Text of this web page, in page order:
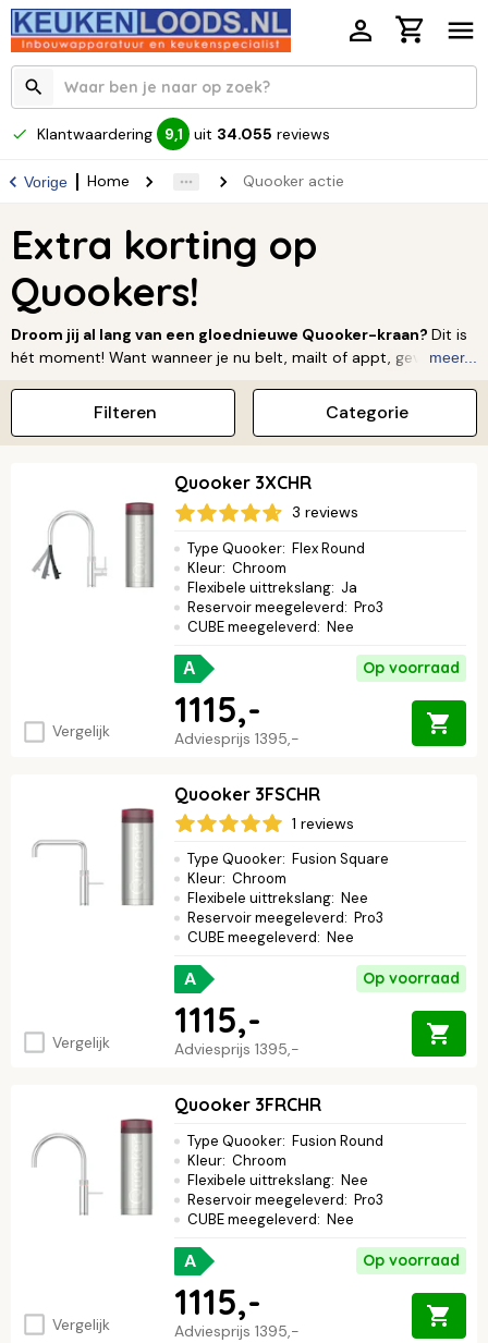
Klantwaardering 9,1 uit 34.055 reviews
Vorige Home Quooker actie
Extra korting op
Quookers!
Droom jij al lang van een gloednieuwe Quooker-kraan? Dit is
hét moment! Want wanneer je nu belt, mailt of appt, geven wij je
Een Quooker heeft meerdere voordelen ten opzichte van een
standaard kraan. Zo heb je direct kokend water voor
Daarnaast bespaar je tijd, energie en ruimte in de keuken.
Vraag naar onze speciale korting!Bel DIRECT naar onze
verkoopafdeling: 0226 – 35 53 40 of mail naar
info@keukenloods.nl
. Je kunt ons ook appen:Stuur ons een
WHATSAPP
meer...
Categorie
Filteren
Vergelijk
Quooker 3XCHR
3 reviews
Type Quooker: Flex Round
Kleur: Chroom
Flexibele uittrekslang: Ja
Reservoir meegeleverd: Pro3
CUBE meegeleverd: Nee
A Op voorraad
Adviesprijs 1395,-
1115,-
Vergelijk
Quooker 3FSCHR
1 reviews
Type Quooker: Fusion Square
Kleur: Chroom
Flexibele uittrekslang: Nee
Reservoir meegeleverd: Pro3
CUBE meegeleverd: Nee
A Op voorraad
Adviesprijs 1395,-
1115,-
Vergelijk
Quooker 3FRCHR
Type Quooker: Fusion Round
Kleur: Chroom
Flexibele uittrekslang: Nee
Reservoir meegeleverd: Pro3
CUBE meegeleverd: Nee
A Op voorraad
Adviesprijs 1395,-
1115,-